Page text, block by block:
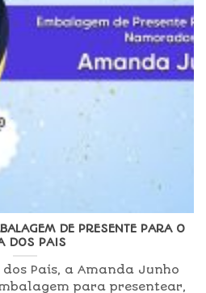
DE PRESENTE PARA O
DOS PAIS
Pais, a Amanda Junho
para presentear,